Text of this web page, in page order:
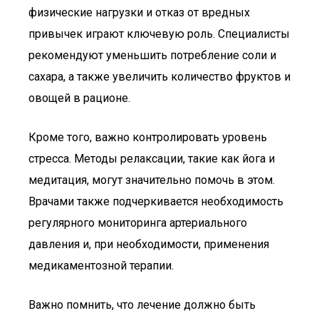
физические нагрузки и отказ от вредных
привычек играют ключевую роль. Специалисты
рекомендуют уменьшить потребление соли и
сахара, а также увеличить количество фруктов и
овощей в рационе.
Кроме того, важно контролировать уровень
стресса. Методы релаксации, такие как йога и
медитация, могут значительно помочь в этом.
Врачами также подчеркивается необходимость
регулярного мониторинга артериального
давления и, при необходимости, применения
медикаментозной терапии.
Важно помнить, что лечение должно быть